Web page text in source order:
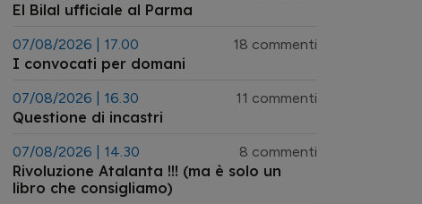
El Bilal ufficiale al Parma
07/08/2026 | 17.00 18 commenti
I convocati per domani
07/08/2026 | 16.30 11 commenti
Questione di incastri
07/08/2026 | 14.30 8 commenti
Rivoluzione Atalanta !!! (ma è solo un
libro che consigliamo)